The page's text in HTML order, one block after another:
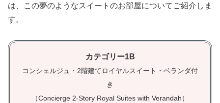
は、この夢のようなスイートのお部屋についてご紹介しま
す。
カテゴリー1B
コンシェルジュ・2階建てロイヤルスイート・ベランダ付
き
（Concierge 2-Story Royal Suites with Verandah）